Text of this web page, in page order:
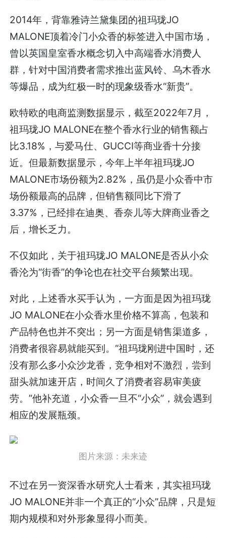
2014年，背靠雅诗兰黛集团的祖玛珑JO
MALONE顶着冷门小众香的标签进入中国市场，
曾以英国皇室香水概念切入中高端香水消费人
群，针对中国消费者需求推出蓝风铃、乌木香水
等爆品，成为红极一时的现象级香水“新贵”。
欧特欧的电商监测数据显示，截至2022年7月，
祖玛珑JO MALONE在整个香水行业的销售额占
比3.18%，与爱马仕、GUCCI等商业香十分接
近。但最新数据显示，今年上半年祖玛珑JO
MALONE市场份额为2.82%，虽仍是小众香中市
场份额最高的品牌，但销售额同比下滑了
3.37%，已经排在迪奥、香奈儿等大牌商业香之
后，增长乏力。
不仅如此，关于祖玛珑JO MALONE是否从小众
香沦为“街香”的争论也在社交平台频繁出现。
对此，上述香水买手认为，一方面是因为祖玛珑
JO MALONE在小众香水里价格不算高，包装和
产品特色也并不突出；另一方面是销售渠道多，
消费者很容易就能买到。“祖玛珑刚进中国时，还
没有那么多小众沙龙香，竞争相对不激烈，尝到
甜头就加速开店，时间久了消费者容易审美疲
劳。”他补充道，小众香一旦不“小众”，就会遇到
相应的发展瓶颈。
图片来源：未来迹
不过在另一资深香水研究人士看来，其实祖玛珑
JO MALONE并非一个真正的“小众”品牌，只是短
期内规模和对外形象显得小而美。